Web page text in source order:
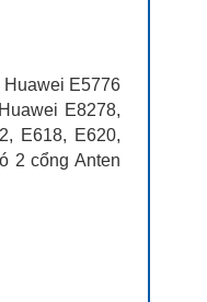
E5776
E8278,
E618, E620,
2 cổng Anten